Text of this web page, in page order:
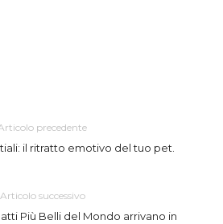
precedente
il ritratto emotivo del tuo pet.
Articolo successivo
Più Belli del Mondo arrivano in